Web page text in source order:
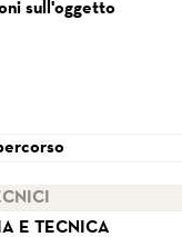
sull'oggetto
E TECNICA